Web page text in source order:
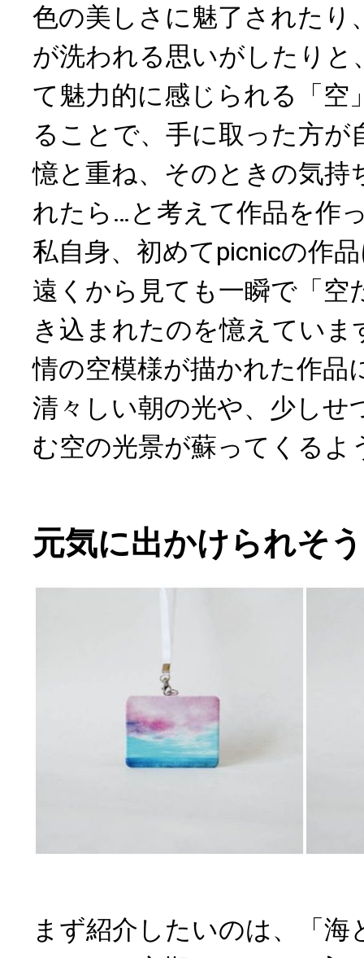
色の美しさに魅了されたり
が洗われる思いがしたりと
て魅力的に感じられる「空
ることで、手に取った方が
憶と重ね、そのときの気持
れたら…と考えて作品を作
私自身、初めてpicnicの作
遠くから見ても一瞬で「空
き込まれたのを憶えてい
情の空模様が描かれた作品
清々しい朝の光や、少しせ
む空の光景が蘇ってくるよ
元気に出かけられそ
まず紹介したいのは、「海